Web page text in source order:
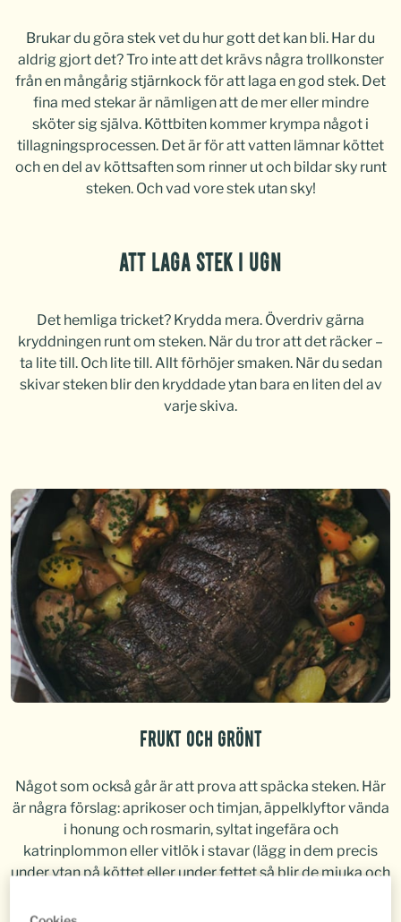
Brukar du göra stek vet du hur gott det kan bli. Har du
aldrig gjort det? Tro inte att det krävs några trollkonster
från en mångårig stjärnkock för att laga en god stek. Det
fina med stekar är nämligen att de mer eller mindre
sköter sig själva. Köttbiten kommer krympa något i
tillagningsprocessen. Det är för att vatten lämnar köttet
och en del av köttsaften som rinner ut och bildar sky runt
steken. Och vad vore stek utan sky!
Att laga stek i ugn
Det hemliga tricket? Krydda mera. Överdriv gärna
kryddningen runt om steken. När du tror att det räcker –
ta lite till. Och lite till. Allt förhöjer smaken. När du sedan
skivar steken blir den kryddade ytan bara en liten del av
varje skiva.
Frukt och grönt
Något som också går är att prova att späcka steken. Här
är några förslag: aprikoser och timjan, äppelklyftor vända
i honung och rosmarin, syltat ingefära och
katrinplommon eller vitlök i stavar (lägg in dem precis
under ytan på köttet eller under fettet så blir de mjuka och